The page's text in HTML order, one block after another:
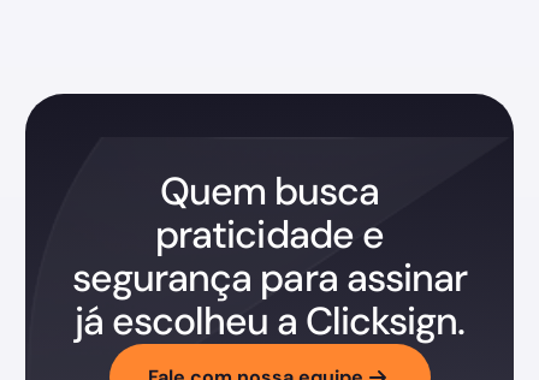
Quem busca
praticidade e
segurança para assinar
já escolheu a Clicksign.